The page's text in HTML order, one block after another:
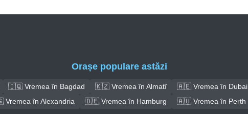
Orașe populare astăzi
🇮🇶 Vremea în Bagdad 🇰🇿 Vremea în Almatî 🇦🇪 Vremea în Dubai
în Alexandria 🇩🇪 Vremea în Hamburg 🇦🇺 Vremea în Perth